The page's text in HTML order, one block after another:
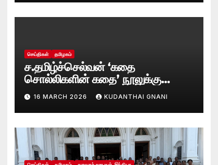
செய்திகள் தமிழகம்
ச.தமிழ்ச்செல்வன் ‘கதை
சொல்லிகளின் கதை’ நூலுக்கு
சாகித்ய அகாடமி விருது!
16 MARCH 2026 KUDANTHAI GNANI